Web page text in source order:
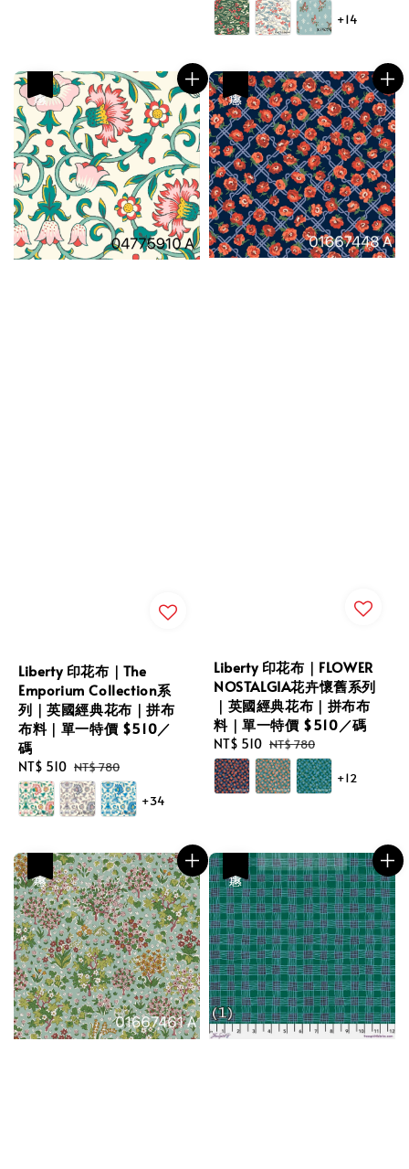
price
price
+14
Liberty 印花布｜The
Emporium Collection系
列｜英國經典花布｜拼布
布料｜單一特價 $510／
碼
Sale
price
NT$ 510 Regular
price
NT$ 780
+34
Liberty 印花布｜FLOWER
NOSTALGIA花卉懷舊系列
｜英國經典花布｜拼布布
料｜單一特價 $510／碼
Sale
price
NT$ 510 Regular
price
NT$ 780
+12